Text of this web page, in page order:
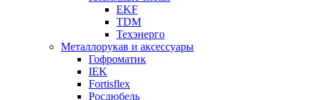
EKF
TDM
Техэнерго
Металлорукав и аксессуары
Гофроматик
IEK
Fortisflex
Росдюбель